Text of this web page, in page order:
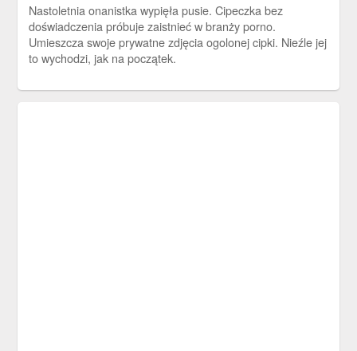
Nastoletnia onanistka wypięła pusie. Cipeczka bez
doświadczenia próbuje zaistnieć w branży porno.
Umieszcza swoje prywatne zdjęcia ogolonej cipki. Nieźle jej
to wychodzi, jak na początek.